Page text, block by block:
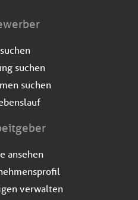
suchen
suchen
ansehen
verwalten